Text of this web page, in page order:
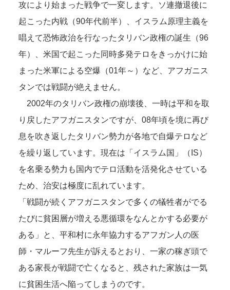
攻により始まった戦争で一変します。ソ連撤退後に
起こった内戦（90年代前半）、イスラム原理主義を
唱えて恐怖政治を行なったタリバン政権の誕生（96
年）、米国で起こった同時多発テロをきっかけに始
まった米軍による空爆（01年～）など、アフガニス
タンでは戦闘が絶えません。
2002年のタリバン政権の崩壊後、一時は平和を取
り戻したアフガニスタンですが、08年頃を境に再び
息を吹き返したタリバン勢力が各地で自爆テロなど
を繰り返しています。現在は「イスラム国」（IS）
を名乗る勢力も国内でテロ活動を活発化させている
ため、治安は極度に乱れています。
「戦闘が続くアフガニスタンで多くの犠牲者がでる
たびに貧困層が増える悪循環をなんとかする必要が
ある」と、平和村に永年協力するアフガン人の医
師・マルーフ先生が訴えるとおり、一家の稼ぎ頭で
ある家長が戦闘で亡くなると、残された家族は一気
に貧困生活へ陥ってしまうのです。